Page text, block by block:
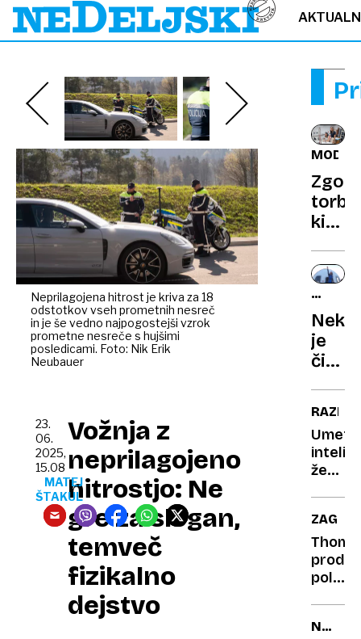
Neprilagojena hitrost je kriva za 18
odstotkov vseh prometnih nesreč
in je še vedno najpogostejši vzrok
prometne nesreče s hujšimi
posledicami. Foto: Nik Erik
Neubauer
Vožnja z
neprilagojeno
hitrostjo: Ne
gre za slogan,
temveč
fizikalno
dejstvo
23.
06.
2025,
15.08
MATEJ
ŠTAKUL
MODA
ki
svet
je
čistila
leti
med
že
govor
prodal
pol